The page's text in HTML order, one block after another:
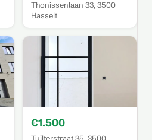
Thonissenlaan 33, 3500
Hasselt
€1.500